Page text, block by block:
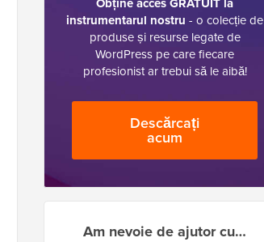
instrumentarul nostru - o colecție de
produse și resurse legate de
WordPress pe care fiecare
profesionist ar trebui să le aibă!
Descărcați
acum
Am nevoie de ajutor cu…